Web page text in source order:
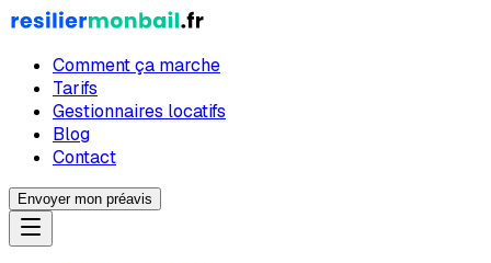
Comment ça marche
Tarifs
Gestionnaires locatifs
Blog
Contact
Envoyer mon préavis